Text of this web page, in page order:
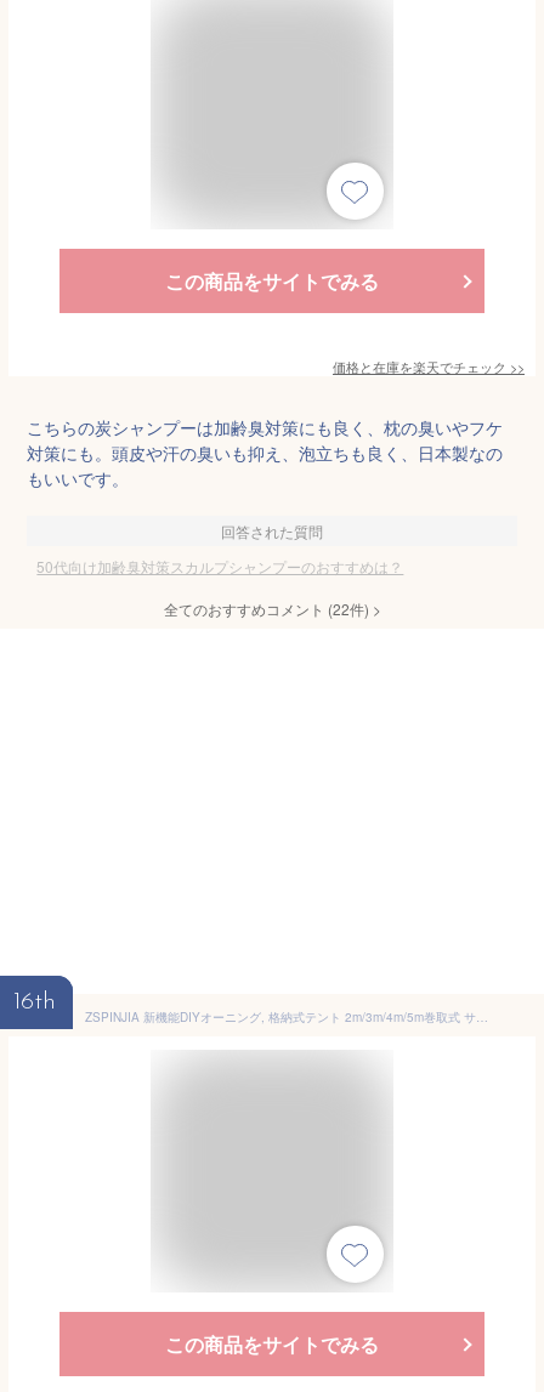
この商品をサイトでみる
価格と在庫を楽天でチェック >>
こちらの炭シャンプーは加齢臭対策にも良く、枕の臭いやフケ
対策にも。頭皮や汗の臭いも抑え、泡立ちも良く、日本製なの
もいいです。
回答された質問
50代向け加齢臭対策スカルプシャンプーのおすすめは？
全てのおすすめコメント (22件) >
16th
ZSPINJIA 新機能DIYオーニング, 格納式テント 2m/3m/4m/5m巻取式 サンシェード オーニング 屋根 （日本語マニュアル）後付け 長さ調節可能なキャノピー付き,日除け シェード オーニングテント防水 (Color : B, Size : 3x2.5m)
この商品をサイトでみる